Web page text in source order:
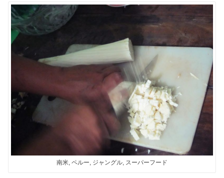
南米, ペルー, ジャングル, スーパーフード